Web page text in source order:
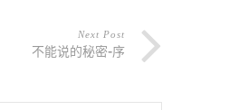
Next Post
不能说的秘密-序